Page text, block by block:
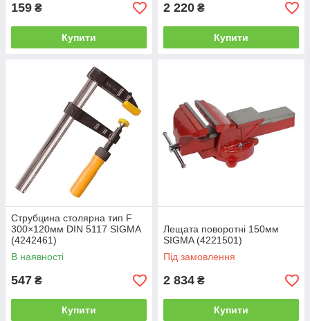
159 ₴
Купити
2 220 ₴
Купити
Струбцина столярна тип F
300×120мм DIN 5117 SIGMA
(4242461)
В наявності
547 ₴
Купити
Лещата поворотні 150мм
SIGMA (4221501)
Під замовлення
2 834 ₴
Купити